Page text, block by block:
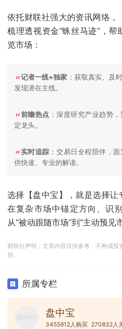
依托财联社强大的资讯网络
梳理透视资金“蛛丝马迹”，帮
览市场：
记者一线+独家 ：获取真实、及
发现潜在主线。
前瞻热点 ：深度研究产业趋势
定龙头。
实时追踪 ：交易日全程陪伴，
供快速、专业的解读。
选择【盘中宝】，就是选择让
在复杂市场中锚定方向、识
从“被动跟随市场”到“主动预见
财联社声明：文章内容仅供参考，不构成投
担。
所属专栏
盘中宝
3455912人购买 270832人